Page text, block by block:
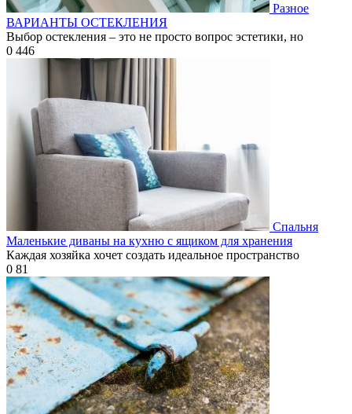
Разное
ВАРИАНТЫ ОСТЕКЛЕНИЯ
Выбор остекления – это не просто вопрос эстетики, но
0 446
Спальня
Маленькие диваны на кухню с ящиком для хранения
Каждая хозяйка хочет создать идеальное пространство
0 81